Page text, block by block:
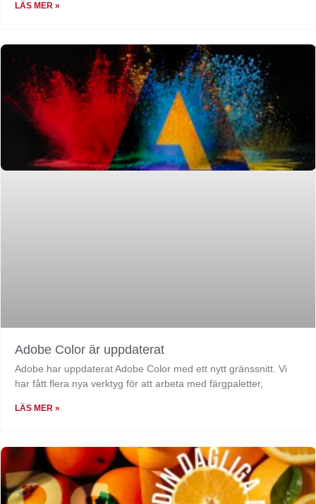
LÄS MER »
Adobe Color är uppdaterat
Adobe har uppdaterat Adobe Color med ett nytt gränssnitt. Vi
har fått flera nya verktyg för att arbeta med färgpaletter,
LÄS MER »